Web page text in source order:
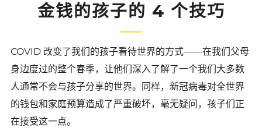
金钱的孩子的 4 个技巧
COVID 改变了我们的孩子看待世界的方式——在我们父母
身边度过的整个春季，让他们深入了解了一个我们大多数
人通常不会与孩子分享的世界。同样，新冠病毒对全世界
的钱包和家庭预算造成了严重破坏，毫无疑问，孩子们正
在接受这一点。